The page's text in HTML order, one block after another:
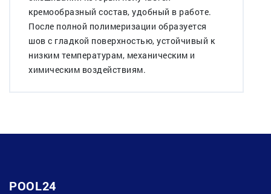
кремообразный состав, удобный в работе.
После полной полимеризации образуется
шов с гладкой поверхностью, устойчивый к
низким температурам, механическим и
химическим воздействиям.
POOL24